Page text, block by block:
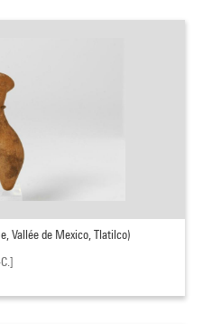
Vallée de Mexico, Tlatilco)